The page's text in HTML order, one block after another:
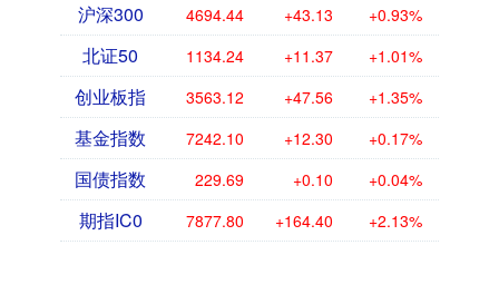
沪深300 4694.44 +43.13 +0.93%
北证50 1134.24 +11.37 +1.01%
创业板指 3563.12 +47.56 +1.35%
基金指数 7242.10 +12.30 +0.17%
国债指数 229.69 +0.10 +0.04%
期指IC0 7877.80 +164.40 +2.13%